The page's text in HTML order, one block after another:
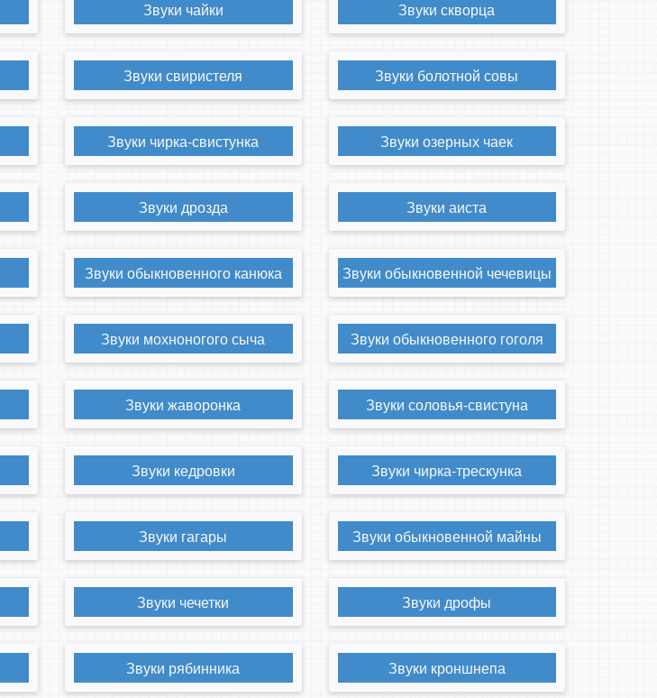
Звуки чайки Звуки скворца
Звуки свиристеля Звуки болотной совы
Звуки чирка-свистунка Звуки озерных чаек
Звуки дрозда Звуки аиста
Звуки обыкновенного канюка Звуки обыкновенной чечевицы
Звуки мохноногого сыча Звуки обыкновенного гоголя
Звуки жаворонка Звуки соловья-свистуна
Звуки кедровки Звуки чирка-трескунка
Звуки гагары Звуки обыкновенной майны
Звуки чечетки Звуки дрофы
Звуки рябинника Звуки кроншнепа